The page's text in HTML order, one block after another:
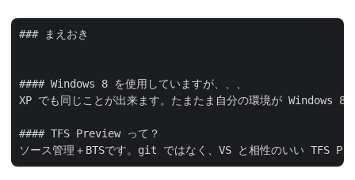
### まえおき
#### Windows 8 を使用していますが、、、
XP でも同じことが出来ます。たまたま自分の環境が Windows 8
#### TFS Preview って？